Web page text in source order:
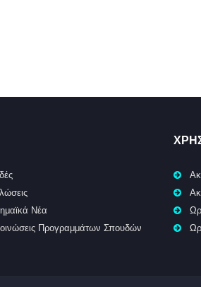
Νέα
Προγραμμάτων Σπουδών